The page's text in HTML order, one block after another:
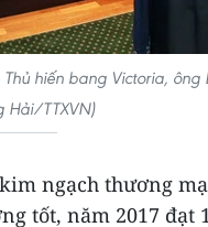
hiến bang Victoria, ông
Hải/TTXVN)
ngạch thương
tốt, năm 2017 đạt